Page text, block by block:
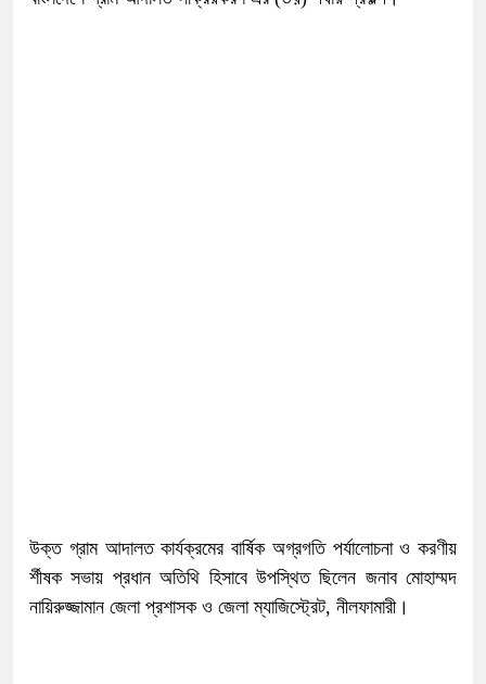
উক্ত গ্রাম আদালত কার্যক্রমের বার্ষিক অগ্রগতি পর্যালোচনা ও করণীয়
র্শীষক সভায় প্রধান অতিথি হিসাবে উপস্থিত ছিলেন জনাব মোহাম্মদ
নায়িরুজ্জামান জেলা প্রশাসক ও জেলা ম্যাজিস্ট্রেট, নীলফামারী।